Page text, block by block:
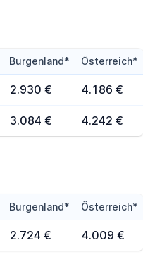
Burgenland* Österreich*
2.930 € 4.186 €
3.084 € 4.242 €
Burgenland* Österreich*
2.724 € 4.009 €